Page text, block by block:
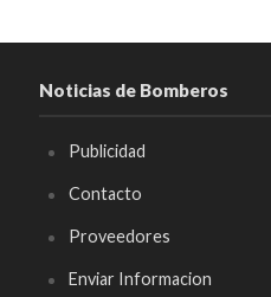
Noticias de Bomberos
Publicidad
Contacto
Proveedores
Enviar Informacion